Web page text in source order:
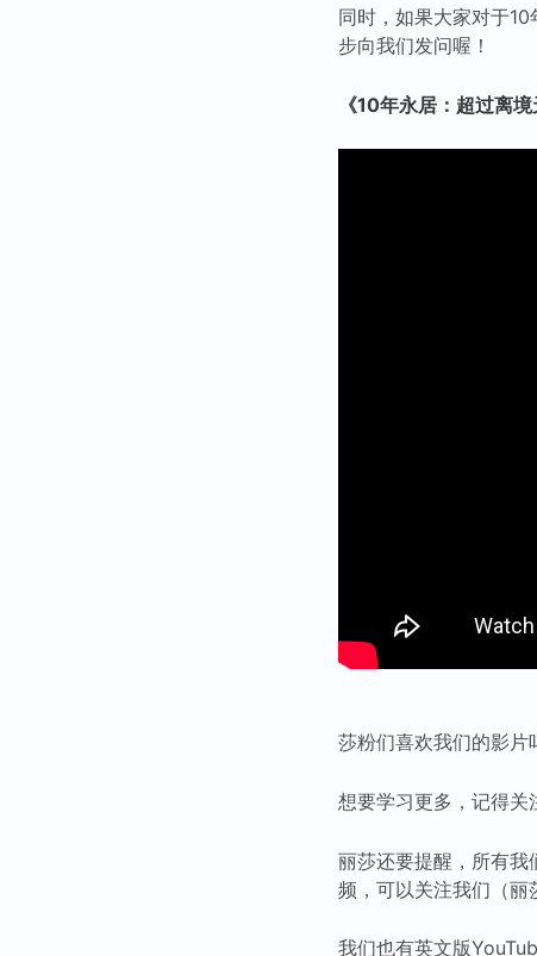
同时，如果大家对于
步向我们发问喔！
《10年永居：超过离
莎粉们喜欢我们的影片
想要学习更多，记得关
丽莎还要提醒，所有
频，可以关注我们（丽
我们也有英文版